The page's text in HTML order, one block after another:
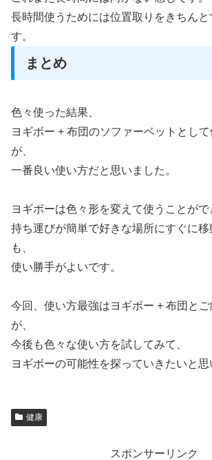
長時間使うためには位置取りをきちんと
す。
まとめ
色々使った結果、
ヨギボー + 布団のソファーベットとし
が、
一番良い使い方だと思いました。
ヨギボーは色々形を変えて使うことがで
持ち運びが簡単で好きな場所にすぐに
も、
使い勝手がよいです。
今回、使い方最強はヨギボー + 布団と
が、
今後も色々な使い方を試してみて、
ヨギボーの可能性を探っていきたいと思
健康
スポンサーリンク